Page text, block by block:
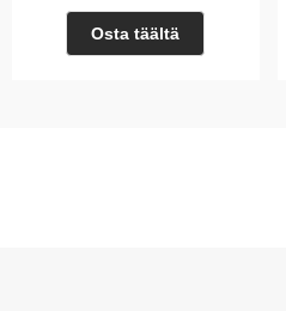
Osta täältä